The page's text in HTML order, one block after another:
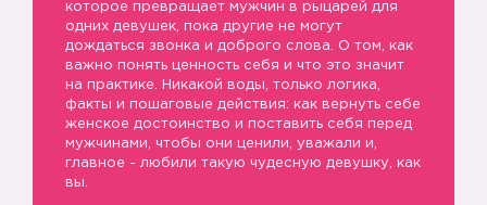
которое превращает мужчин в рыцарей для
одних девушек, пока другие не могут
дождаться звонка и доброго слова. О том, как
важно понять ценность себя и что это значит
на практике. Никакой воды, только логика,
факты и пошаговые действия: как вернуть себе
женское достоинство и поставить себя перед
мужчинами, чтобы они ценили, уважали и,
главное - любили такую чудесную девушку, как
вы.